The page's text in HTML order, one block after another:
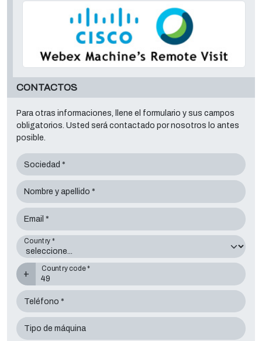
CONTACTOS
Para otras informaciones, llene el formulario y sus campos
obligatorios. Usted será contactado por nosotros lo antes
posible.
Sociedad *
Nombre y apellido *
Email *
Country *
+
Country code *
Teléfono *
Tipo de máquina